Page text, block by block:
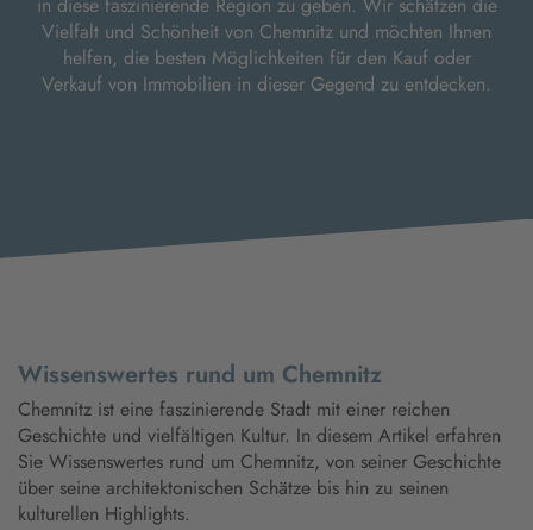
in diese faszinierende Region zu geben. Wir schätzen die
Vielfalt und Schönheit von Chemnitz und möchten Ihnen
helfen, die besten Möglichkeiten für den Kauf oder
Verkauf von Immobilien in dieser Gegend zu entdecken.
Wissenswertes rund um Chemnitz
Chemnitz ist eine faszinierende Stadt mit einer reichen
Geschichte und vielfältigen Kultur. In diesem Artikel erfahren
Sie Wissenswertes rund um Chemnitz, von seiner Geschichte
über seine architektonischen Schätze bis hin zu seinen
kulturellen Highlights.